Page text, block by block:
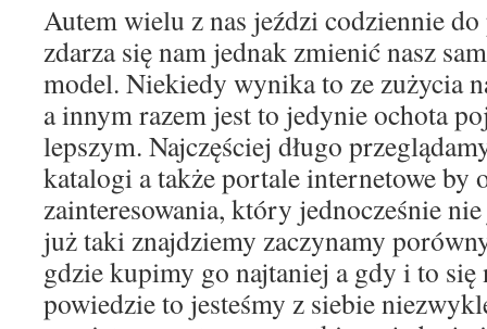
Autem wielu z nas jeździ codziennie do
zdarza się nam jednak zmienić nasz
model. Niekiedy wynika to ze zużycia
a innym razem jest to jedynie ochota
lepszym. Najczęściej długo
katalogi a także portale internetowe by
zainteresowania, który jednocześnie
już taki znajdziemy zaczynamy
gdzie kupimy go najtaniej a gdy i to się
powiedzie to jesteśmy z siebie